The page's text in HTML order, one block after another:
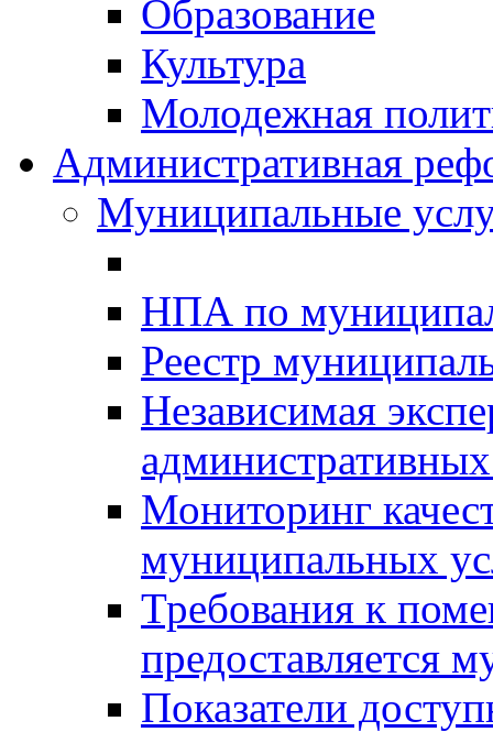
Образование
Культура
Молодежная
Административная
Муниципальные
НПА по
Реестр
Независимая
Мониторинг
муниципальных
Требования к
предоставляется
Показатели